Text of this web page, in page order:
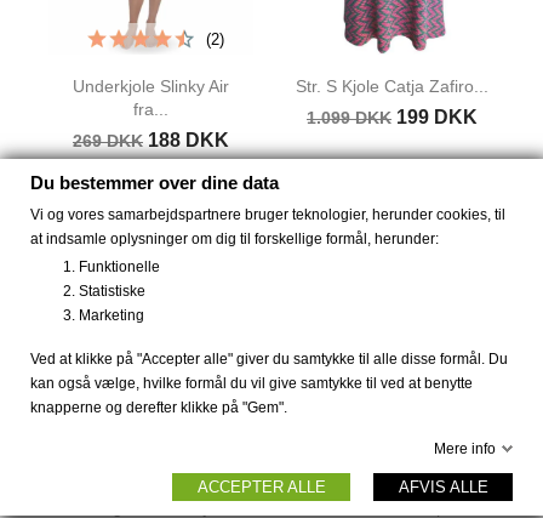
Underkjole Slinky Air
fra...
269 DKK 188 DKK
(2)
Str. S Kjole Catja Zafiro...
1.099 DKK 199 DKK
Str. S og M Velourkjole...
-900 DKK
Bambus strømper
Du bestemmer over dine data
Vi og vores samarbejdspartnere bruger teknologier, herunder cookies, til
at indsamle oplysninger om dig til forskellige formål, herunder:
Funktionelle
Statistiske
Marketing
Ved at klikke på "Accepter alle" giver du samtykke til alle disse formål. Du
kan også vælge, hvilke formål du vil give samtykke til ved at benytte
knapperne og derefter klikke på "Gem".
Mere info
ACCEPTER ALLE AFVIS ALLE